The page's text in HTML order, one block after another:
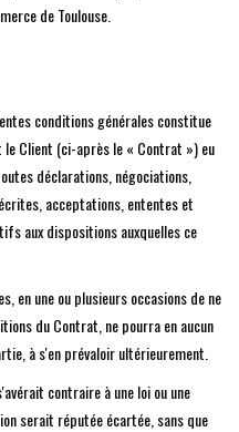
de Toulouse.
conditions générales constitue
Client (ci-après le « Contrat ») eu
déclarations, négociations,
acceptations, ententes et
aux dispositions auxquelles ce
en une ou plusieurs occasions de ne
du Contrat, ne pourra en aucun
à s'en prévaloir ultérieurement.
contraire à une loi ou une
serait réputée écartée, sans que